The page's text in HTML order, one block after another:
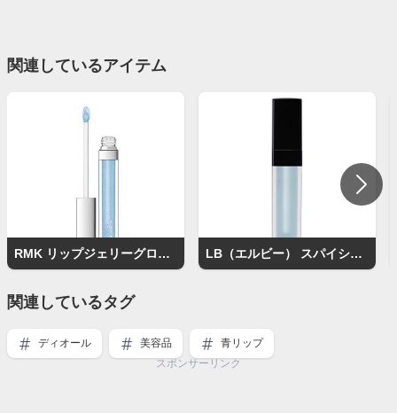
関連しているアイテム
RMK リップジェリーグロス 03 ベビーブルー LB（エルビー） スパイシージェリーリップグロス フェミニンブルー
関連しているタグ
ディオール 美容品
青リップ
スポンサーリンク